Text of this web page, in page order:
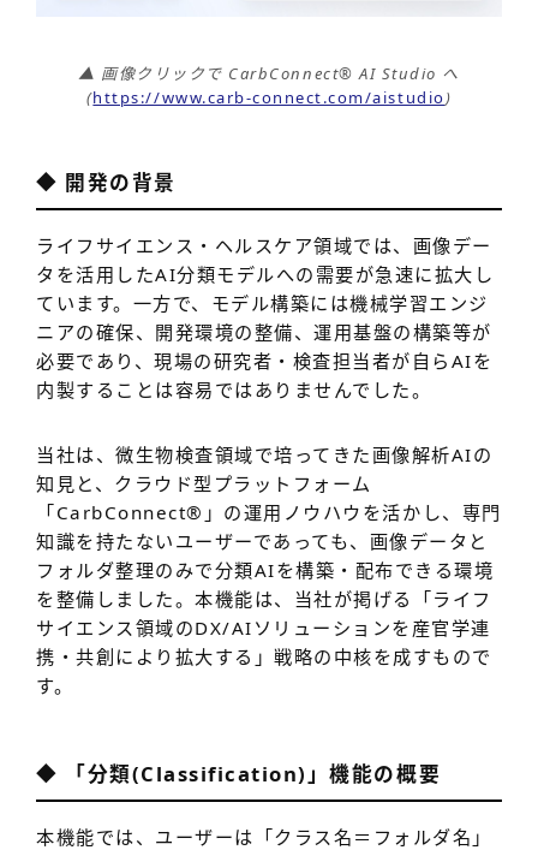
▲ 画像クリックで CarbConnect® AI Studio へ
(https://www.carb-connect.com/aistudio)
◆ 開発の背景
ライフサイエンス・ヘルスケア領域では、画像デー
タを活用したAI分類モデルへの需要が急速に拡大し
ています。一方で、モデル構築には機械学習エンジ
ニアの確保、開発環境の整備、運用基盤の構築等が
必要であり、現場の研究者・検査担当者が自らAIを
内製することは容易ではありませんでした。
当社は、微生物検査領域で培ってきた画像解析AIの
知見と、クラウド型プラットフォーム
「CarbConnect® 」の運用ノウハウを活かし、専門
知識を持たないユーザーであっても、画像データと
フォルダ整理のみで分類AIを構築・配布できる環境
を整備しました。本機能は、当社が掲げる「ライフ
サイエンス領域のDX/AIソリューションを産官学連
携・共創により拡大する」戦略の中核を成すもので
す。
◆ 「分類(Classification)」機能の概要
本機能では、ユーザーは「クラス名＝フォルダ名」